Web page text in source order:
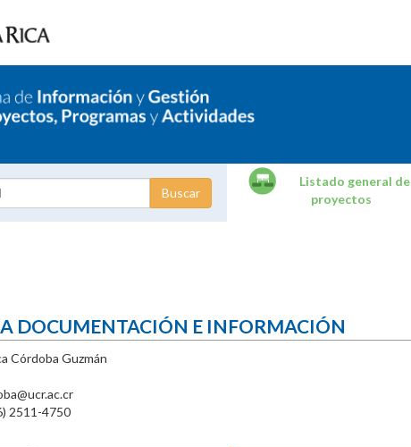
Listado general de
proyectos
DOCUMENTACIÓN E INFORMACIÓN
Córdoba Guzmán
2511-4750